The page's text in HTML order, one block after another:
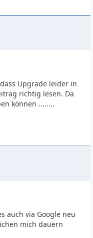
Upgrade leider in
richtig lesen. Da
können ........
auch via Google neu
mich dauern